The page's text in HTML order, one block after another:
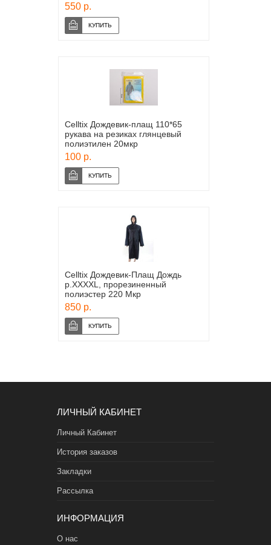
550 р.
Celltix Дождевик-плащ 110*65
рукава на резиках глянцевый
полиэтилен 20мкр
100 р.
Celltix Дождевик-Плащ Дождь
р.XXXXL, прорезиненный
полиэстер 220 Мкр
850 р.
ЛИЧНЫЙ КАБИНЕТ
Личный Кабинет
История заказов
Закладки
Рассылка
ИНФОРМАЦИЯ
О нас